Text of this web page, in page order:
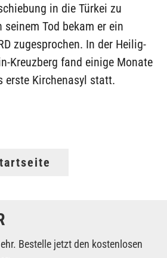
in die Türkei zu
seinem Tod bekam er ein
zugesprochen. In der Heilig-
Kreuzberg fand einige Monate
erste Kirchenasyl statt.
Bestelle jetzt den kostenlosen